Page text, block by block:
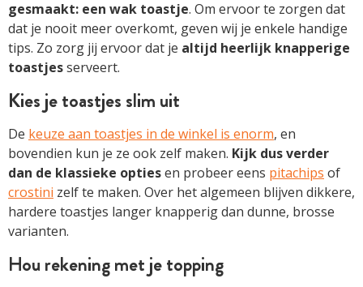
gesmaakt: een wak toastje. Om ervoor te zorgen dat
dat je nooit meer overkomt, geven wij je enkele handige
tips. Zo zorg jij ervoor dat je altijd heerlijk knapperige
toastjesserveert.
Kies je toastjes slim uit
De keuze aan toastjes in de winkel is enorm, en
bovendien kun je ze ook zelf maken. Kijk dus verder
dan de klassieke optiesen probeer eens pitachips of
crostini zelf te maken. Over het algemeen blijven dikkere,
hardere toastjes langer knapperig dan dunne, brosse
varianten.
Hou rekening met je topping